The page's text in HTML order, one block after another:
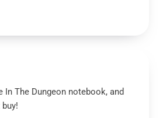
In The Dungeon notebook, and